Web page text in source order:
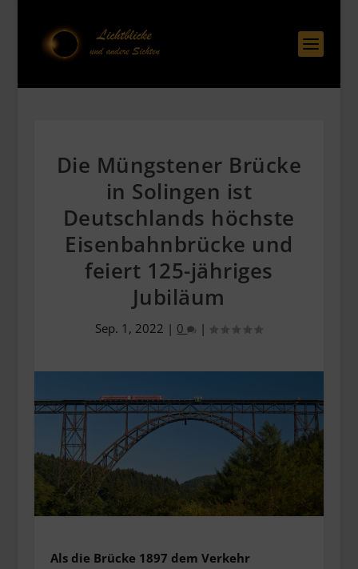
Die Müngstener Brücke
in Solingen ist
Deutschlands höchste
Eisenbahnbrücke und
feiert 125-jähriges
Jubiläum
Sep. 1, 2022 | 0 |
Als die Brücke 1897 dem Verkehr